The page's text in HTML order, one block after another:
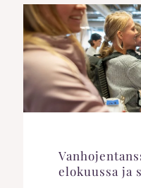
elokuussa ja